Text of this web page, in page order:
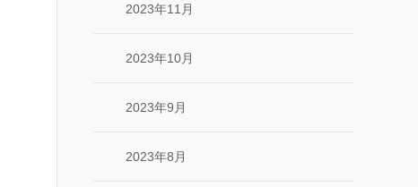
2023年11月
2023年10月
2023年9月
2023年8月